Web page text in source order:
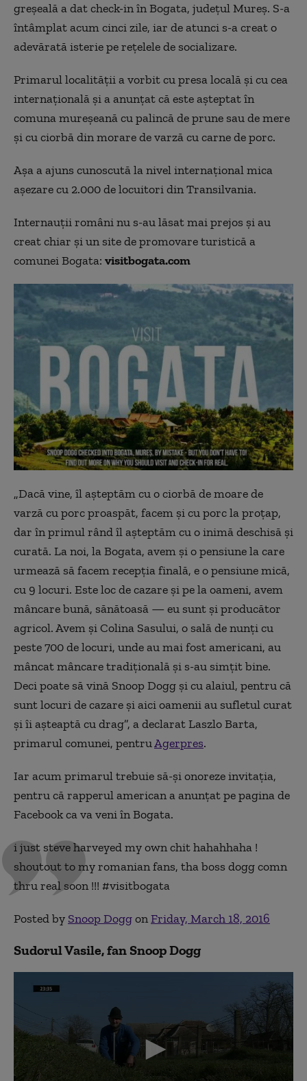
greșeală a dat check-in în Bogata, județul Mureș. S-a
întâmplat acum cinci zile, iar de atunci s-a creat o
adevărată isterie pe rețelele de socializare.
Primarul localității a vorbit cu presa locală și cu cea
internațională și a anunțat că este așteptat în
comuna mureșeană cu palincă de prune sau de mere
și cu ciorbă din morare de varză cu carne de porc.
Așa a ajuns cunoscută la nivel internațional mica
așezare cu 2.000 de locuitori din Transilvania.
Internauții români nu s-au lăsat mai prejos și au
creat chiar și un site de promovare turistică a
comunei Bogata: visitbogata.com
„Dacă vine, îl așteptăm cu o ciorbă de moare de
varză cu porc proaspăt, facem și cu porc la proțap,
dar în primul rând îl așteptăm cu o inimă deschisă și
curată. La noi, la Bogata, avem și o pensiune la care
urmează să facem recepția finală, e o pensiune mică,
cu 9 locuri. Este loc de cazare și pe la oameni, avem
mâncare bună, sănătoasă — eu sunt și producător
agricol. Avem și Colina Sasului, o sală de nunți cu
peste 700 de locuri, unde au mai fost americani, au
mâncat mâncare tradițională și s-au simțit bine.
Deci poate să vină Snoop Dogg și cu alaiul, pentru că
sunt locuri de cazare și aici oamenii au sufletul curat
și îi așteaptă cu drag”, a declarat Laszlo Barta,
primarul comunei, pentruAgerpres.
Iar acum primarul trebuie să-și onoreze invitația,
pentru că rapperul american a anunțat pe pagina de
Facebook ca va veni în Bogata.
i just steve harveyed my own chit hahahhaha !
shoutout to my romanian fans, tha boss dogg comn
thru real soon !!! #visitbogata
Posted by Snoop DoggonFriday, March 18, 2016
Sudorul Vasile, fan Snoop Dogg